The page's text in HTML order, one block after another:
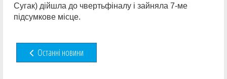
Сугак) дійшла до чвертьфіналу і зайняла 7-ме
підсумкове місце.
Останні новини